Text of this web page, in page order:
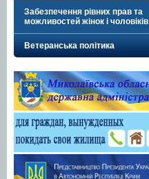
Забезпечення рівних прав та
можливостей жінок і чоловіків
Ветеранська політика